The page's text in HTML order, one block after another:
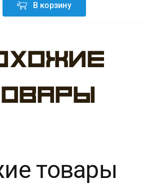
В корзину
товары